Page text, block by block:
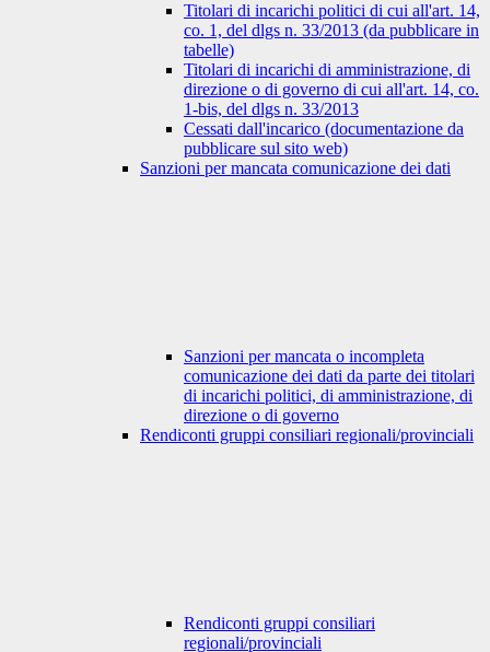
Titolari di incarichi politici di cui all'art. 14,
co. 1, del dlgs n. 33/2013 (da pubblicare in
tabelle)
Titolari di incarichi di amministrazione, di
direzione o di governo di cui all'art. 14, co.
1-bis, del dlgs n. 33/2013
Cessati dall'incarico (documentazione da
pubblicare sul sito web)
Sanzioni per mancata comunicazione dei dati
Sanzioni per mancata o incompleta
comunicazione dei dati da parte dei titolari
di incarichi politici, di amministrazione, di
direzione o di governo
Rendiconti gruppi consiliari regionali/provinciali
Rendiconti gruppi consiliari
regionali/provinciali